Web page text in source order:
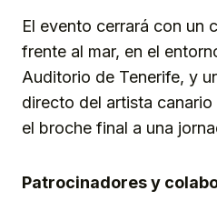
El evento cerrará con un
frente al mar, en el
Auditorio de Tenerife, y
directo del artista
el broche final a una
Patrocinadores y